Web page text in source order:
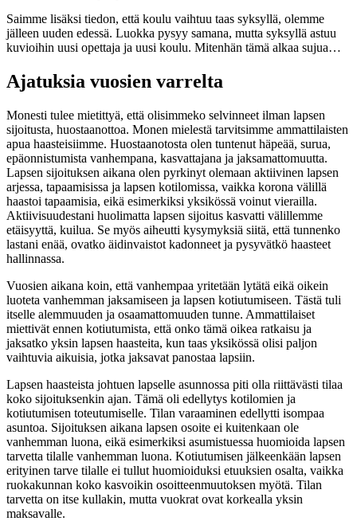
Saimme lisäksi tiedon, että koulu vaihtuu taas syksyllä, olemme
jälleen uuden edessä. Luokka pysyy samana, mutta syksyllä astuu
kuvioihin uusi opettaja ja uusi koulu. Mitenhän tämä alkaa sujua…
Ajatuksia vuosien varrelta
Monesti tulee mietittyä, että olisimmeko selvinneet ilman lapsen
sijoitusta, huostaanottoa. Monen mielestä tarvitsimme ammattilaisten
apua haasteisiimme. Huostaanotosta olen tuntenut häpeää, surua,
epäonnistumista vanhempana, kasvattajana ja jaksamattomuutta.
Lapsen sijoituksen aikana olen pyrkinyt olemaan aktiivinen lapsen
arjessa, tapaamisissa ja lapsen kotilomissa, vaikka korona välillä
haastoi tapaamisia, eikä esimerkiksi yksikössä voinut vierailla.
Aktiivisuudestani huolimatta lapsen sijoitus kasvatti välillemme
etäisyyttä, kuilua. Se myös aiheutti kysymyksiä siitä, että tunnenko
lastani enää, ovatko äidinvaistot kadonneet ja pysyvätkö haasteet
hallinnassa.
Vuosien aikana koin, että vanhempaa yritetään lytätä eikä oikein
luoteta vanhemman jaksamiseen ja lapsen kotiutumiseen. Tästä tuli
itselle alemmuuden ja osaamattomuuden tunne. Ammattilaiset
miettivät ennen kotiutumista, että onko tämä oikea ratkaisu ja
jaksatko yksin lapsen haasteita, kun taas yksikössä olisi paljon
vaihtuvia aikuisia, jotka jaksavat panostaa lapsiin.
Lapsen haasteista johtuen lapselle asunnossa piti olla riittävästi tilaa
koko sijoituksenkin ajan. Tämä oli edellytys kotilomien ja
kotiutumisen toteutumiselle. Tilan varaaminen edellytti isompaa
asuntoa. Sijoituksen aikana lapsen osoite ei kuitenkaan ole
vanhemman luona, eikä esimerkiksi asumistuessa huomioida lapsen
tarvetta tilalle vanhemman luona. Kotiutumisen jälkeenkään lapsen
erityinen tarve tilalle ei tullut huomioiduksi etuuksien osalta, vaikka
ruokakunnan koko kasvoikin osoitteenmuutoksen myötä. Tilan
tarvetta on itse kullakin, mutta vuokrat ovat korkealla yksin
maksavalle.